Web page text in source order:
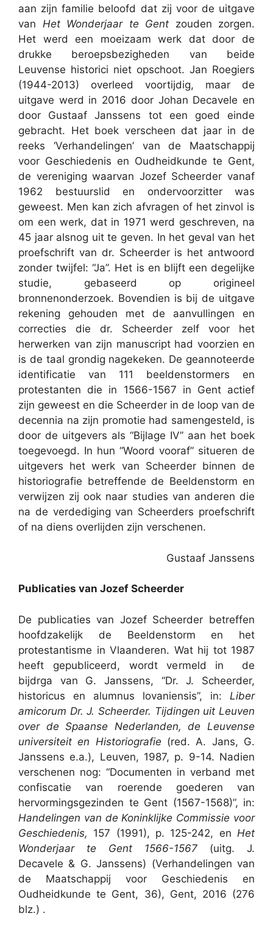
aan zijn familie beloofd dat zij voor de uitgave
van Het Wonderjaar te Gent zouden zorgen.
Het werd een moeizaam werk dat door de
drukke beroepsbezigheden van beide
Leuvense historici niet opschoot. Jan Roegiers
(1944-2013) overleed voortijdig, maar de
uitgave werd in 2016 door Johan Decavele en
door Gustaaf Janssens tot een goed einde
gebracht. Het boek verscheen dat jaar in de
reeks ‘Verhandelingen’ van de Maatschappij
voor Geschiedenis en Oudheidkunde te Gent,
de vereniging waarvan Jozef Scheerder vanaf
1962 bestuurslid en ondervoorzitter was
geweest. Men kan zich afvragen of het zinvol is
om een werk, dat in 1971 werd geschreven, na
45 jaar alsnog uit te geven. In het geval van het
proefschrift van dr. Scheerder is het antwoord
zonder twijfel: “Ja”. Het is en blijft een degelijke
studie, gebaseerd op origineel
bronnenonderzoek. Bovendien is bij de uitgave
rekening gehouden met de aanvullingen en
correcties die dr. Scheerder zelf voor het
herwerken van zijn manuscript had voorzien en
is de taal grondig nagekeken. De geannoteerde
identificatie van 111 beeldenstormers en
protestanten die in 1566-1567 in Gent actief
zijn geweest en die Scheerder in de loop van de
decennia na zijn promotie had samengesteld, is
door de uitgevers als “Bijlage IV” aan het boek
toegevoegd. In hun “Woord vooraf” situeren de
uitgevers het werk van Scheerder binnen de
historiografie betreffende de Beeldenstorm en
verwijzen zij ook naar studies van anderen die
na de verdediging van Scheerders proefschrift
of na diens overlijden zijn verschenen.
Gustaaf Janssens
Publicaties van Jozef Scheerder
De publicaties van Jozef Scheerder betreffen
hoofdzakelijk de Beeldenstorm en het
protestantisme in Vlaanderen. Wat hij tot 1987
heeft gepubliceerd, wordt vermeld in de
bijdrga van G. Janssens, “Dr. J. Scheerder,
historicus en alumnus lovaniensis”, in: Liber
amicorum Dr. J. Scheerder. Tijdingen uit Leuven
over de Spaanse Nederlanden, de Leuvense
universiteit en Historiografie (red. A. Jans, G.
Janssens e.a.), Leuven, 1987, p. 9-14. Nadien
verschenen nog: “Documenten in verband met
confiscatie van roerende goederen van
hervormingsgezinden te Gent (1567-1568)”, in:
Handelingen van de Koninklijke Commissie voor
Geschiedenis, 157 (1991), p. 125-242, en Het
Wonderjaar te Gent 1566-1567 (uitg. J.
Decavele & G. Janssens) (Verhandelingen van
de Maatschappij voor Geschiedenis en
Oudheidkunde te Gent, 36), Gent, 2016 (276
blz.) .